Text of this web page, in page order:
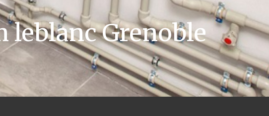
leblanc Grenoble